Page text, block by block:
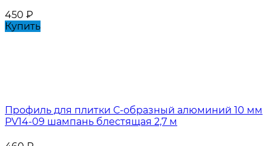
450 ₽
Купить
Профиль для плитки С-образный алюминий 10 мм
PV14-09 шампань блестящая 2,7 м